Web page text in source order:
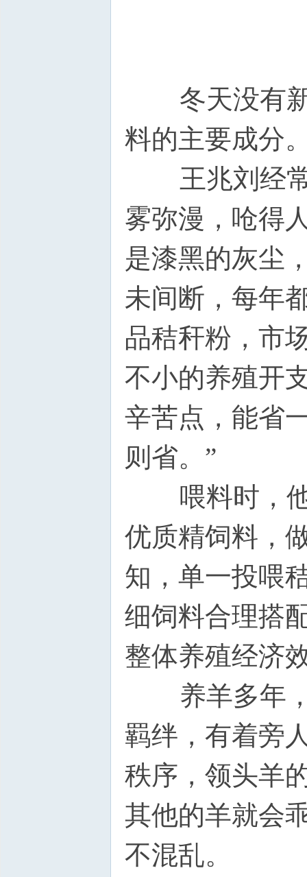
冬天没有新
料的主要成分
王兆刘经常
雾弥漫，呛得
是漆黑的灰尘
未间断，每年
品秸秆粉，市
不小的养殖开
辛苦点，能省
则省。”
喂料时，他
优质精饲料，
知，单一投喂
细饲料合理搭
整体养殖经济
养羊多年，
羁绊，有着旁
秩序，领头羊
其他的羊就会
不混乱。